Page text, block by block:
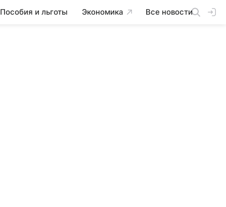
Пособия и льготы Экономика Все новости